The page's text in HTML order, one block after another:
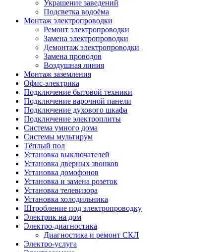
Украшение заведений
Подсветка водоёма
Монтаж электропроводки
Ремонт электропроводки
Замена электропроводки
Демонтаж электропроводки
Замена проводов
Воздушная линия
Монтаж заземления
Офис-электрика
Подключение бытовой техники
Подключение варочной панели
Подключение духового шкафа
Подключение электроплиты
Система умного дома
Системы мультирум
Тёплый пол
Установка выключателей
Установка дверных звонков
Установка домофонов
Установка и замена розеток
Установка телевизора
Установка холодильника
Штробление под электропроводку
Электрик на дом
Электро-диагностика
Диагностика и ремонт СКЛ
Электро-услуга